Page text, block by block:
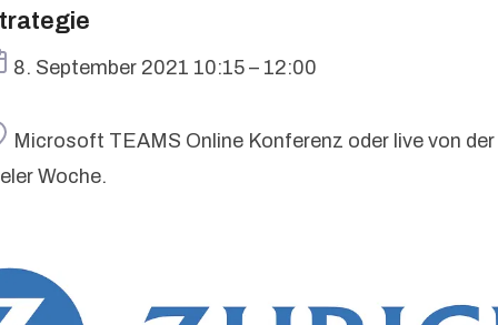
Termin
8. September 2021 10:15 – 12:00
Ort
Microsoft TEAMS Online Konferenz oder live von der
Woche.